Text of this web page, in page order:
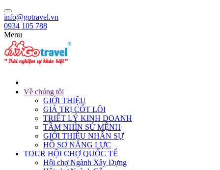
info@gotravel.vn
0934 105 788
Menu
Về chúng tôi
GIỚI THIỆU
GIÁ TRỊ CỐT LÕI
TRIẾT LÝ KINH DOANH
TẦM NHÌN SỨ MỆNH
GIỚI THIỆU NHÂN SỰ
HỒ SƠ NĂNG LỰC
TOUR HỘI CHỢ QUỐC TẾ
Hội chợ Ngành Xây Dựng